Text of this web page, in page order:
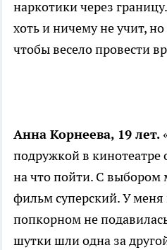
наркотики через
хоть и ничему не учит,
чтобы весело провести
Анна Корнеева, 19 лет.
подружкой в кинотеатре
на что пойти. С
фильм суперский. У меня
попкорном не
шутки шли одна за